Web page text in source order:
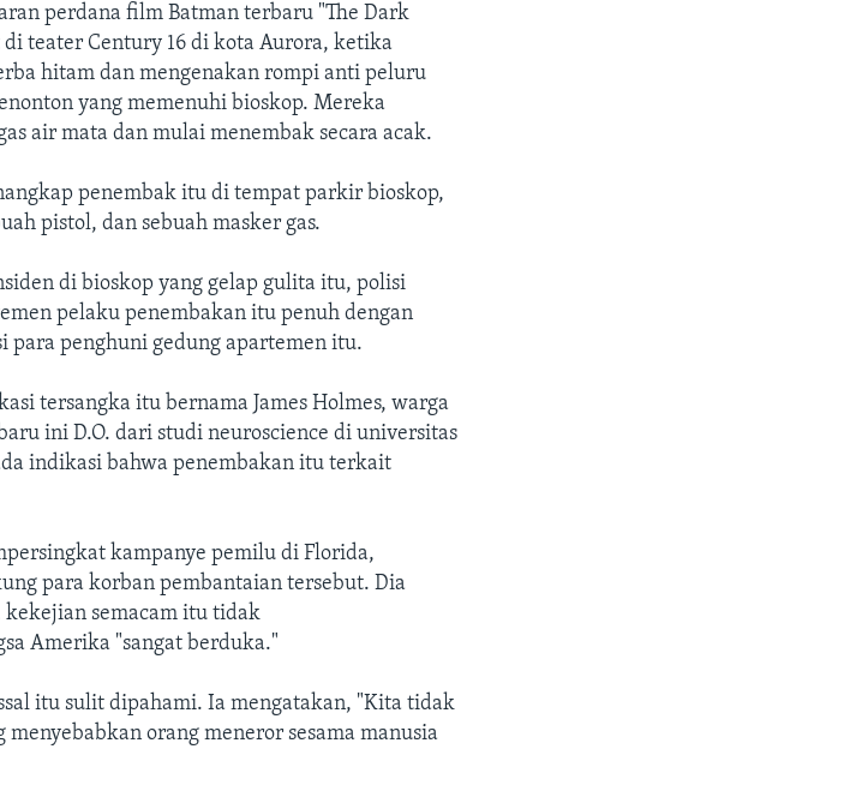
perdana film Batman terbaru "The Dark
teater Century 16 di kota Aurora, ketika
hitam dan mengenakan rompi anti peluru
yang memenuhi bioskop. Mereka
air mata dan mulai menembak secara acak.
penembak itu di tempat parkir bioskop,
pistol, dan sebuah masker gas.
di bioskop yang gelap gulita itu, polisi
pelaku penembakan itu penuh dengan
para penghuni gedung apartemen itu.
tersangka itu bernama James Holmes, warga
ini D.O. dari studi neuroscience di universitas
indikasi bahwa penembakan itu terkait
kampanye pemilu di Florida,
para korban pembantaian tersebut. Dia
kekejian semacam itu tidak
Amerika "sangat berduka."
itu sulit dipahami. Ia mengatakan, "Kita tidak
orang meneror sesama manusia